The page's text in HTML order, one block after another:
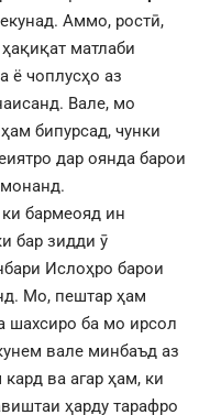
Аммо, ростӣ,
матлаби
ё чоплусҳо аз
Вале, мо
бипурсад, чунки
дар оянда барои
бармеояд ин
бар зидди ӯ
Ислоҳро барои
Мо, пештар ҳам
шахсиро ба мо ирсол
вале минбаъд аз
ва агар ҳам, ки
ҳарду тарафро